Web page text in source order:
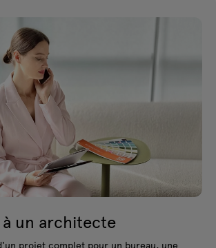
un architecte
projet complet pour un bureau, une